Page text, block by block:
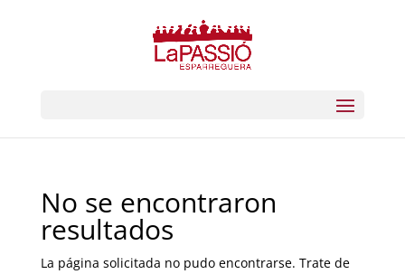
No se encontraron
resultados
La página solicitada no pudo encontrarse. Trate de